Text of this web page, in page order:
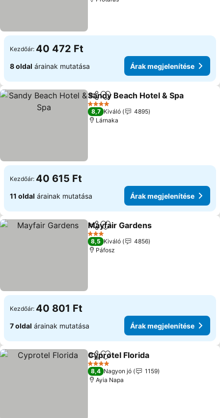
Kezdőár: 40 472 Ft
8 oldal árainak mutatása Árak megjelenítése
Megosztás
Hozzáadás a kedvencekhez
Sandy Beach Hotel & Spa
4 Kategória
8,7 Kiváló
4895
Lárnaka
Kezdőár: 40 615 Ft
11 oldal árainak mutatása Árak megjelenítése
Megosztás
Hozzáadás a kedvencekhez
Mayfair Gardens
3 Kategória
8,5 Kiváló
4856
Páfosz
Kezdőár: 40 801 Ft
7 oldal árainak mutatása Árak megjelenítése
Megosztás
Hozzáadás a kedvencekhez
Cyprotel Florida
4 Kategória
8,4 Nagyon jó
1159
Ayia Napa